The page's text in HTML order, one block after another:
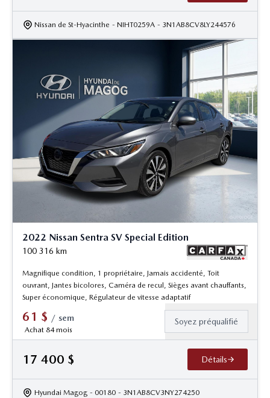
Nissan de St-Hyacinthe - NIHT0259A - 3N1AB8CV8LY244576
2022 Nissan Sentra SV Special Edition
100 316 km
Magnifique condition, 1 propriétaire, Jamais accidenté, Toit
ouvrant, Jantes bicolores, Caméra de recul, Sièges avant chauffants,
Super économique, Régulateur de vitesse adaptatif
61 $ / sem
Achat 84 mois
Soyez préqualifié
17 400 $ Détails
Hyundai Magog - 00180 - 3N1AB8CV3NY274250